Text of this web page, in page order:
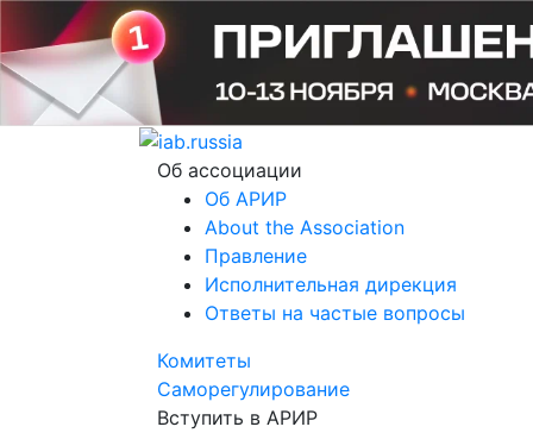
Об ассоциации
Об АРИР
About the Association
Правление
Исполнительная дирекция
Ответы на частые вопросы
Комитеты
Саморегулирование
Вступить в АРИР